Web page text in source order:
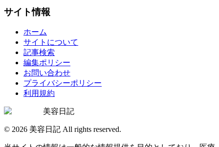
サイト情報
ホーム
サイトについて
記事検索
編集ポリシー
お問い合わせ
プライバシーポリシー
利用規約
美容日記
© 2026 美容日記 All rights reserved.